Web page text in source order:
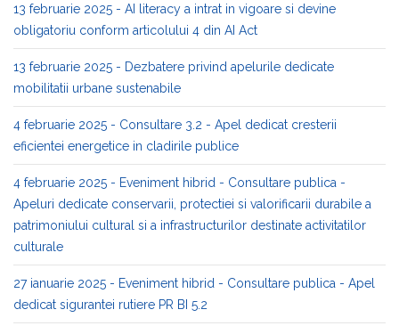
13 februarie 2025 - AI literacy a intrat in vigoare si devine
obligatoriu conform articolului 4 din AI Act
13 februarie 2025 - Dezbatere privind apelurile dedicate
mobilitatii urbane sustenabile
4 februarie 2025 - Consultare 3.2 - Apel dedicat cresterii
eficientei energetice in cladirile publice
4 februarie 2025 - Eveniment hibrid - Consultare publica -
Apeluri dedicate conservarii, protectiei si valorificarii durabile a
patrimoniului cultural si a infrastructurilor destinate activitatilor
culturale
27 ianuarie 2025 - Eveniment hibrid - Consultare publica - Apel
dedicat sigurantei rutiere PR BI 5.2